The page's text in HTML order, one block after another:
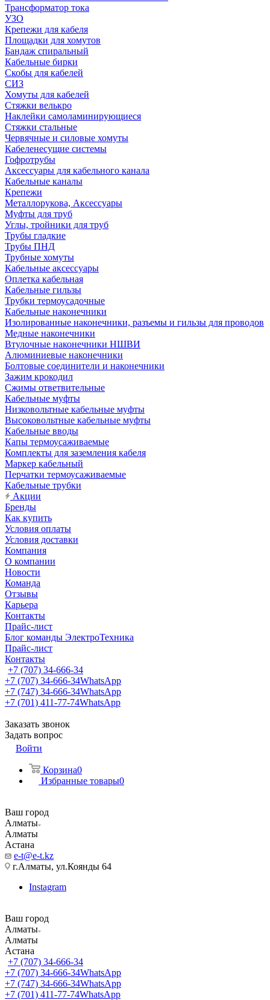
Трансформатор тока
УЗО
Крепежи для кабеля
Площадки для хомутов
Бандаж спиральный
Кабельные бирки
Cкобы для кабелей
СИЗ
Хомуты для кабелей
Стяжки велькро
Наклейки самоламинирующиеся
Стяжки стальные
Червячные и силовые хомуты
Кабеленесущие системы
Гофротрубы
Аксессуары для кабельного канала
Кабельные каналы
Крепежи
Металлорукова, Аксессуары
Муфты для труб
Углы, тройники для труб
Трубы гладкие
Трубы ПНД
Трубные хомуты
Кабельные аксессуары
Оплетка кабельная
Кабельные гильзы
Трубки термоусадочные
Кабельные наконечники
Изолированные наконечники, разъемы и гильзы для проводов
Медные наконечники
Втулочные наконечники НШВИ
Алюминиевые наконечники
Болтовые соединители и наконечники
Зажим крокодил
Сжимы ответвительные
Кабельные муфты
Низковольтные кабельные муфты
Высоковольтные кабельные муфты
Кабельные вводы
Капы термоусаживаемые
Комплекты для заземления кабеля
Маркер кабельный
Перчатки термоусаживаемые
Кабельные трубки
Акции
Бренды
Как купить
Условия оплаты
Условия доставки
Компания
О компании
Новости
Команда
Отзывы
Карьера
Контакты
Прайс-лист
Блог команды ЭлектроТехника
Прайс-лист
Контакты
+7 (707) 34-666-34
+7 (707) 34-666-34WhatsApp
+7 (747) 34-666-34WhatsApp
+7 (701) 411-77-74WhatsApp
Заказать звонок
Задать вопрос
Войти
Корзина0
Избранные товары0
Ваш город
Алматы
Алматы
Астана
e-t@e-t.kz
г.Алматы, ул.Коянды 64
Instagram
Ваш город
Алматы
Алматы
Астана
+7 (707) 34-666-34
+7 (707) 34-666-34WhatsApp
+7 (747) 34-666-34WhatsApp
+7 (701) 411-77-74WhatsApp